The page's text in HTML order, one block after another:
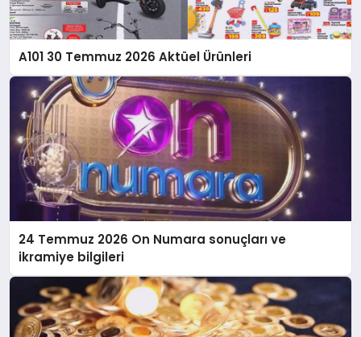
A101 30 Temmuz 2026 Aktüel Ürünleri
24 Temmuz 2026 On Numara sonuçları ve
ikramiye bilgileri